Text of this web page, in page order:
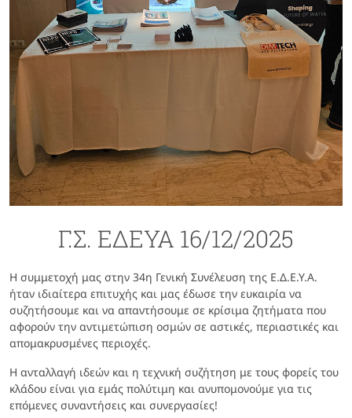
Γ.Σ. ΕΔΕΥΑ 16/12/2025
Η συμμετοχή μας στην 34η Γενική Συνέλευση της Ε.Δ.Ε.Υ.Α.
ήταν ιδιαίτερα επιτυχής και μας έδωσε την ευκαιρία να
συζητήσουμε και να απαντήσουμε σε κρίσιμα ζητήματα που
αφορούν την αντιμετώπιση οσμών σε αστικές, περιαστικές και
απομακρυσμένες περιοχές.
Η ανταλλαγή ιδεών και η τεχνική συζήτηση με τους φορείς του
κλάδου είναι για εμάς πολύτιμη και ανυπομονούμε για τις
επόμενες συναντήσεις και συνεργασίες!